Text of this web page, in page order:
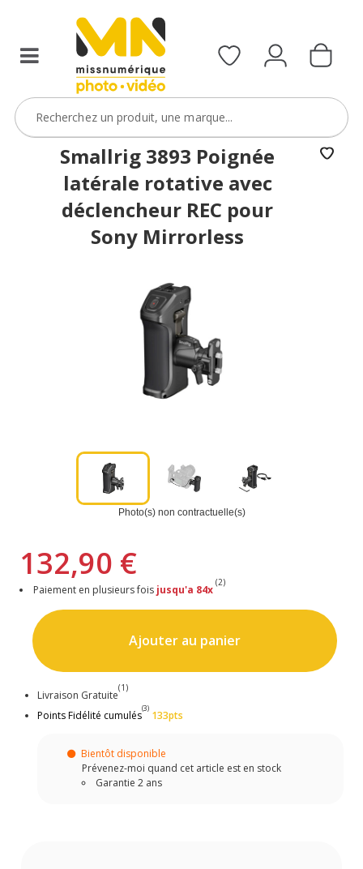
Smallrig 3893 Poignée
latérale rotative avec
déclencheur REC pour
Sony Mirrorless
Photo(s) non contractuelle(s)
132,90 €
Paiement en plusieurs fois jusqu'a 84x
(2)
Ajouter au panier
Livraison Gratuite
(1)
Points Fidélité cumulés
(3)
133pts
Bientôt disponible
Prévenez-moi quand cet article est en stock
Garantie 2 ans